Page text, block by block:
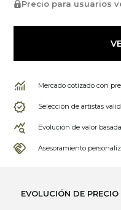
Precio para usuarios
Mercado cotizado con
Selección de artistas
Evolución de valor
Asesoramiento
EVOLUCIÓN DE PRECIO